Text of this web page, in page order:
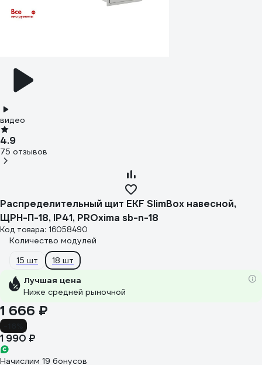
видео
4.9
75 отзывов
Распределительный щит EKF SlimBox навесной,
ЩРН-П-18, IP41, PROxima sb-n-18
Код товара: 16058490
Количество модулей
15 шт
18 шт
Лучшая цена
Ниже средней рыночной
1 666 ₽
1 990 ₽
Начислим 19 бонусов